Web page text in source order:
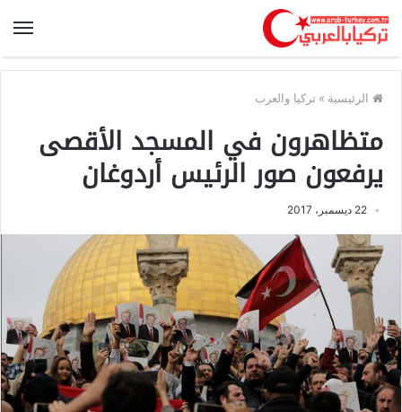
الرئيسية » تركيا والعرب
متظاهرون في المسجد الأقصى
يرفعون صور الرئيس أردوغان
22 ديسمبر، 2017